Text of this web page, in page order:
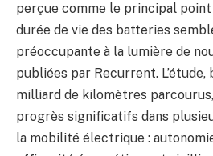
perçue comme le principal
durée de vie des batteries
préoccupante à la lumière de
publiées par Recurrent. L’étude,
milliard de kilomètres
progrès significatifs dans
la mobilité électrique :